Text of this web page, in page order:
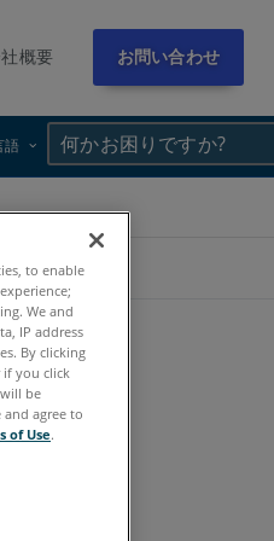
概要 お問い合わせ
語
to enable
We and
IP address
By clicking
if you click
be
and agree to
of Use.